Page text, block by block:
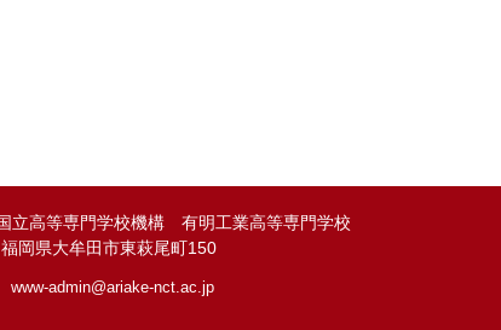
立高等専門学校機構 有明工業高等専門学校
岡県大牟田市東萩尾町150
www-admin@ariake-nct.ac.jp